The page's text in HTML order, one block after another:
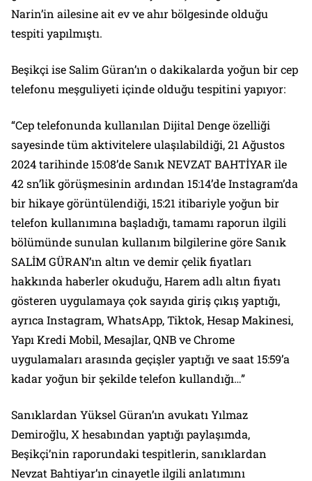
Narin’in ailesine ait ev ve ahır bölgesinde olduğu
tespiti yapılmıştı.
Beşikçi ise Salim Güran’ın o dakikalarda yoğun bir cep
telefonu meşguliyeti içinde olduğu tespitini yapıyor:
“Cep telefonunda kullanılan Dijital Denge özelliği
sayesinde tüm aktivitelere ulaşılabildiği, 21 Ağustos
2024 tarihinde 15:08’de Sanık NEVZAT BAHTİYAR ile
42 sn’lik görüşmesinin ardından 15:14’de Instagram’da
bir hikaye görüntülendiği, 15:21 itibariyle yoğun bir
telefon kullanımına başladığı, tamamı raporun ilgili
bölümünde sunulan kullanım bilgilerine göre Sanık
SALİM GÜRAN’ın altın ve demir çelik fiyatları
hakkında haberler okuduğu, Harem adlı altın fiyatı
gösteren uygulamaya çok sayıda giriş çıkış yaptığı,
ayrıca Instagram, WhatsApp, Tiktok, Hesap Makinesi,
Yapı Kredi Mobil, Mesajlar, QNB ve Chrome
uygulamaları arasında geçişler yaptığı ve saat 15:59’a
kadar yoğun bir şekilde telefon kullandığı…”
Sanıklardan Yüksel Güran’ın avukatı Yılmaz
Demiroğlu, X hesabından yaptığı paylaşımda,
Beşikçi’nin raporundaki tespitlerin, sanıklardan
Nevzat Bahtiyar’ın cinayetle ilgili anlatımını